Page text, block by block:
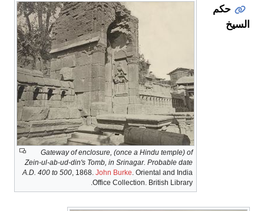
Gateway of enclosure, (once a Hindu temple) of
Zein-ul-ab-ud-din's Tomb, in Srinagar. Probable date
A.D. 400 to 500 , 1868.John Burke. Oriental and India
Office Collection. British Library.
حكم